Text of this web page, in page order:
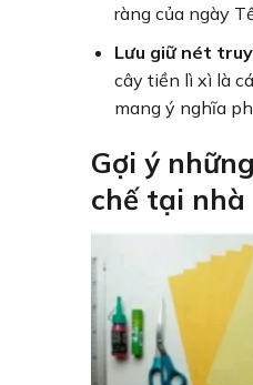
ràng của ngày
Lưu giữ nét
cây tiền lì xì là
mang ý nghĩa
Gợi ý
chế tại nhà